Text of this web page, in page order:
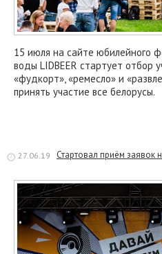
15 июля на сайте юбилейного
воды LIDBEER стартует отбор
«фудкорт», «ремесло» и
принять участие все белорусы.
27.06.19 Стартовал приём заявок